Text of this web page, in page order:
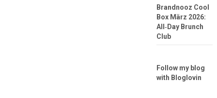
Brandnooz Cool
Box März 2026:
All‑Day Brunch
Club
Follow my blog
with Bloglovin